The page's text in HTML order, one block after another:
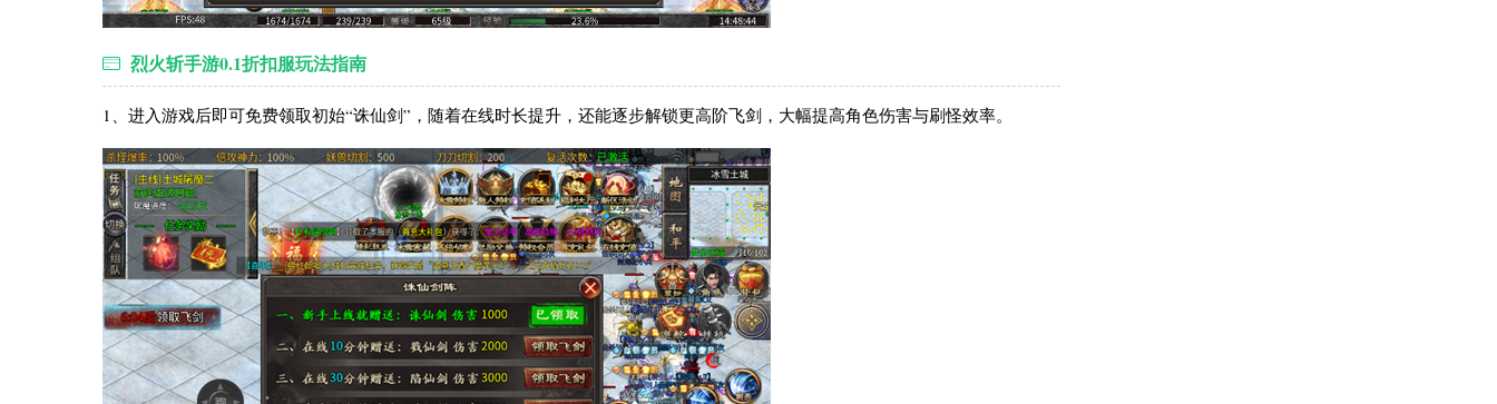
烈火斩手游0.1折扣服玩法指南
1、进入游戏后即可免费领取初始“诛仙剑”，随着在线时长提升，还能逐步解锁更高阶飞剑，大幅提高角色伤害与刷怪效率。